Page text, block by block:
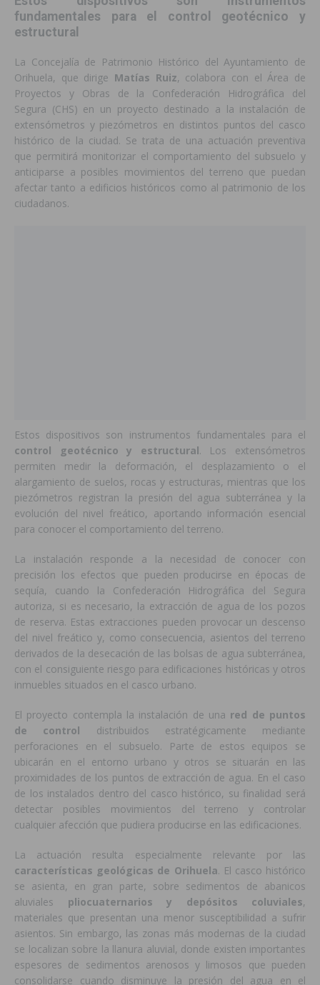
fundamentales para el control geotécnico y
estructural
La Concejalía de Patrimonio Histórico del Ayuntamiento de
Orihuela, que dirige Matías Ruiz, colabora con el Área de
Proyectos y Obras de la Confederación Hidrográfica del
Segura (CHS) en un proyecto destinado a la instalación de
extensómetros y piezómetros en distintos puntos del casco
histórico de la ciudad. Se trata de una actuación preventiva
que permitirá monitorizar el comportamiento del subsuelo y
anticiparse a posibles movimientos del terreno que puedan
afectar tanto a edificios históricos como al patrimonio de los
ciudadanos.
Estos dispositivos son instrumentos fundamentales para el
control geotécnico y estructural. Los extensómetros
permiten medir la deformación, el desplazamiento o el
alargamiento de suelos, rocas y estructuras, mientras que los
piezómetros registran la presión del agua subterránea y la
evolución del nivel freático, aportando información esencial
para conocer el comportamiento del terreno.
La instalación responde a la necesidad de conocer con
precisión los efectos que pueden producirse en épocas de
sequía, cuando la Confederación Hidrográfica del Segura
autoriza, si es necesario, la extracción de agua de los pozos
de reserva. Estas extracciones pueden provocar un descenso
del nivel freático y, como consecuencia, asientos del terreno
derivados de la desecación de las bolsas de agua subterránea,
con el consiguiente riesgo para edificaciones históricas y otros
inmuebles situados en el casco urbano.
El proyecto contempla la instalación de una red de puntos
de control distribuidos estratégicamente mediante
perforaciones en el subsuelo. Parte de estos equipos se
ubicarán en el entorno urbano y otros se situarán en las
proximidades de los puntos de extracción de agua. En el caso
de los instalados dentro del casco histórico, su finalidad será
detectar posibles movimientos del terreno y controlar
cualquier afección que pudiera producirse en las edificaciones.
La actuación resulta especialmente relevante por las
características geológicas de Orihuela. El casco histórico
se asienta, en gran parte, sobre sedimentos de abanicos
aluviales pliocuaternarios y depósitos coluviales,
materiales que presentan una menor susceptibilidad a sufrir
asientos. Sin embargo, las zonas más modernas de la ciudad
se localizan sobre la llanura aluvial, donde existen importantes
espesores de sedimentos arenosos y limosos que pueden
consolidarse cuando disminuye la presión del agua en el